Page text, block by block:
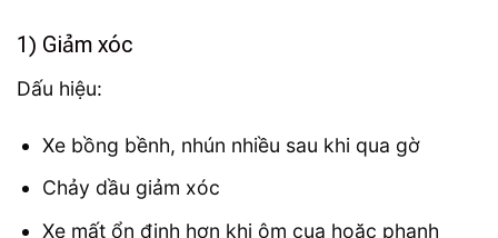
1) Giảm xóc
Dấu hiệu:
Xe bồng bềnh, nhún nhiều sau khi qua gờ
Chảy dầu giảm xóc
Xe mất ổn định hơn khi ôm cua hoặc phanh